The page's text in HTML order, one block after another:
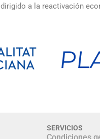
dirigido a la reactivación
SERVICIOS